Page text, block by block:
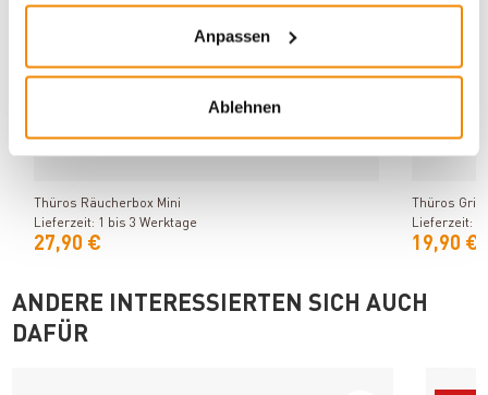
Anpassen
Ablehnen
Thüros Räucherbox Mini
Lieferzeit: 1 bis 3 Werktage
27,90 €
Thüros
Lieferzeit: 1
19,90 €
ANDERE INTERESSIERTEN SICH AUCH
DAFÜR